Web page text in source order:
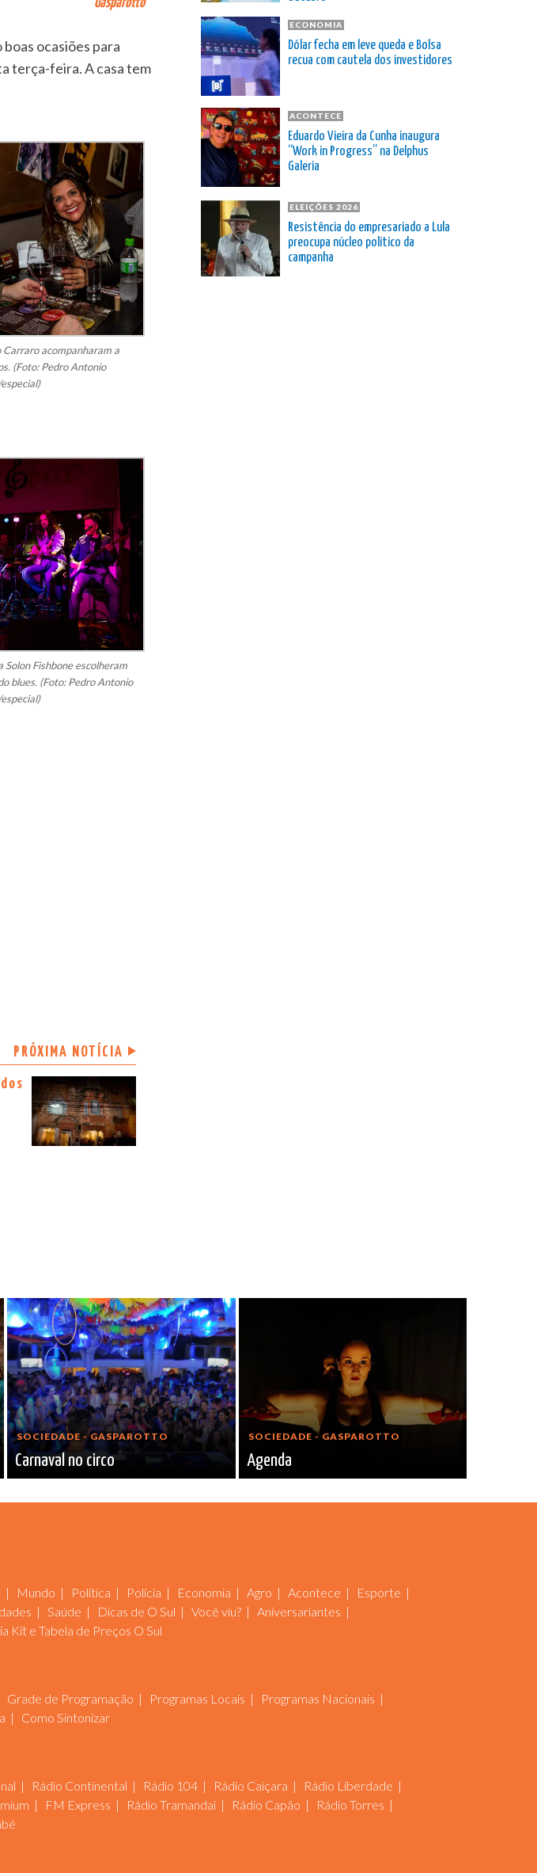
ocasiões para
terça-feira. A casa tem
acompanharam a
(Foto: Pedro Antonio
Solon Fishbone escolheram
blues. (Foto: Pedro Antonio
PRÓXIMA NOTÍCIA
ECONOMIA
Dólar fecha em leve queda e Bolsa
recua com cautela dos investidores
ACONTECE
Eduardo Vieira da Cunha inaugura
“Work in Progress” na Delphus
Galeria
ELEIÇÕES 2026
Resistência do empresariado a Lula
preocupa núcleo político da
campanha
SOCIEDADE - GASPAROTTO
Carnaval no circo
SOCIEDADE - GASPAROTTO
Agenda
Mundo Política Polícia Economia Agro Acontece
Esporte
Saúde Dicas de O Sul Você viu?
Aniversariantes
Kit e Tabela de Preços O Sul
Grade de Programação Programas Locais
Programas Nacionais
Como Sintonizar
Rádio Continental Rádio 104 Rádio Caiçara
Rádio Liberdade
FM Express Rádio Tramandaí Rádio Capão
Rádio Torres